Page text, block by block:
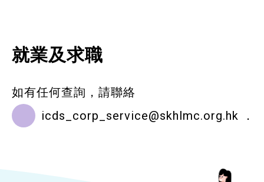
就業及求職
如有任何查詢，請聯絡
icds_corp_service@skhlmc.org.hk ．